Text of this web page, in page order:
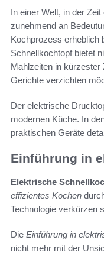
In einer Welt, in der
zunehmend an
Kochprozess erheblich
Schnellkochtopf bietet
Mahlzeiten in kürzester
Gerichte verzichten
Der elektrische
modernen Küche. In
praktischen Geräte
Einführung in
Elektrische
effizientes Kochen
Technologie verkürzen
Die Einführung in
nicht mehr mit der